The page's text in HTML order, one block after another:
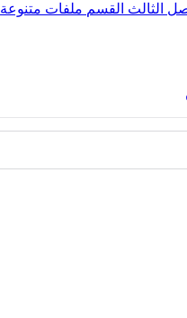
الثالث القسم ملفات متنوعة